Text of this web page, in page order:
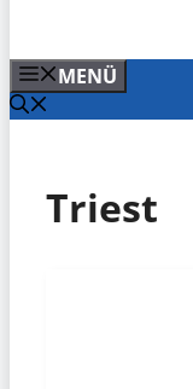
MENÜ
Triest